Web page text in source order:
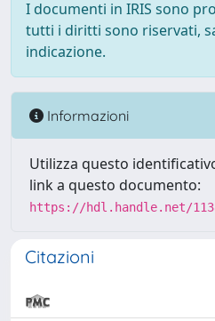
I documenti in IRIS sono
tutti i diritti sono riservati,
indicazione.
Informazioni
Utilizza questo
link a questo documento:
https://hdl.handle.net/
Citazioni